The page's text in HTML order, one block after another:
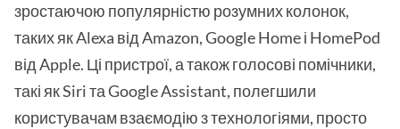
зростаючою популярністю розумних колонок,
таких як Alexa від Amazon, Google Home і HomePod
від Apple. Ці пристрої, а також голосові помічники,
такі як Siri та Google Assistant, полегшили
користувачам взаємодію з технологіями, просто